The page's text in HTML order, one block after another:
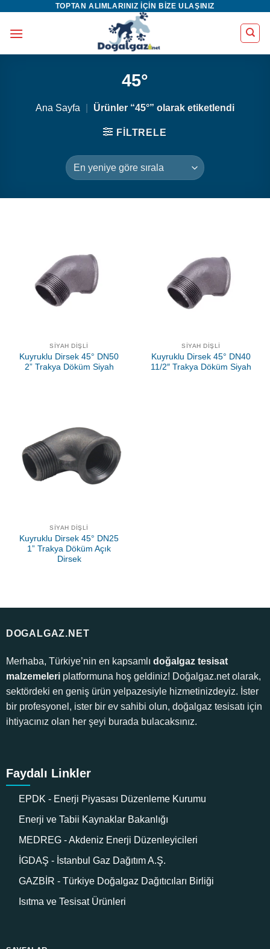
TOPTAN ALIMLARINIZ IÇIN BIZE ULAŞINIZ
45°
Ana Sayfa Ürünler “45°” olarak etiketlendi
FILTRELE
SIYAH DIŞLI
Kuyruklu Dirsek 45° DN50
2” Trakya Döküm Siyah
SIYAH DIŞLI
Kuyruklu Dirsek 45° DN40
11/2″ Trakya Döküm Siyah
SIYAH DIŞLI
Kuyruklu Dirsek 45° DN25
1” Trakya Döküm Açık
Dirsek
DOGALGAZ.NET
Merhaba, Türkiye’nin en kapsamlı doğalgaz tesisat
malzemeleriplatformuna hoş geldiniz! Doğalgaz.net olarak,
sektördeki en geniş ürün yelpazesiyle hizmetinizdeyiz. İster
bir profesyonel, ister bir ev sahibi olun, doğalgaz tesisatı için
ihtiyacınız olan her şeyi burada bulacaksınız.
Faydalı Linkler
EPDK - Enerji Piyasası Düzenleme Kurumu
Enerji ve Tabii Kaynaklar Bakanlığı
MEDREG - Akdeniz Enerji Düzenleyicileri
İGDAŞ - İstanbul Gaz Dağıtım A.Ş.
GAZBİR - Türkiye Doğalgaz Dağıtıcıları Birliği
Isıtma ve Tesisat Ürünleri